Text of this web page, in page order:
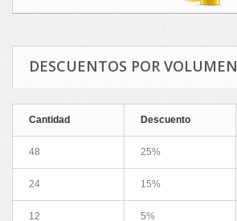
DESCUENTOS POR VOLUMEN
Cantidad Descuento
48 25%
24 15%
12 5%